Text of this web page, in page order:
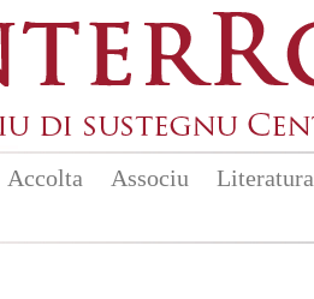
Accolta Associu Literatura